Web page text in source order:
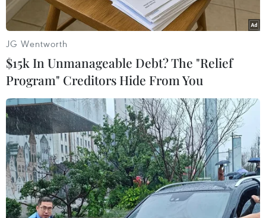
Caribe.
JG Wentworth
$15k In Unmanageable Debt? The "Relief
Program" Creditors Hide From You